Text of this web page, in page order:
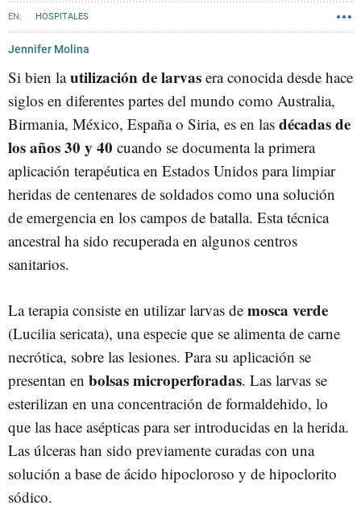
HOSPITALES
Jennifer Molina
Si bien lautilización de larvas era conocida desde hace
siglos en diferentes partes del mundo como Australia,
Birmania, México, España o Siria, es en las décadas de
los años 30 y 40 cuando se documenta la primera
aplicación terapéutica en Estados Unidos para limpiar
heridas de centenares de soldados como una solución
de emergencia en los campos de batalla. Esta técnica
ancestral ha sido recuperada en algunos centros
sanitarios.
La terapia consiste en utilizar larvas de mosca verde
(Lucilia sericata), una especie que se alimenta de carne
necrótica, sobre las lesiones. Para su aplicación se
presentan en bolsas microperforadas. Las larvas se
esterilizan en una concentración de formaldehido, lo
que las hace asépticas para ser introducidas en la herida.
Las úlceras han sido previamente curadas con una
solución a base de ácido hipocloroso y de hipoclorito
sódico.